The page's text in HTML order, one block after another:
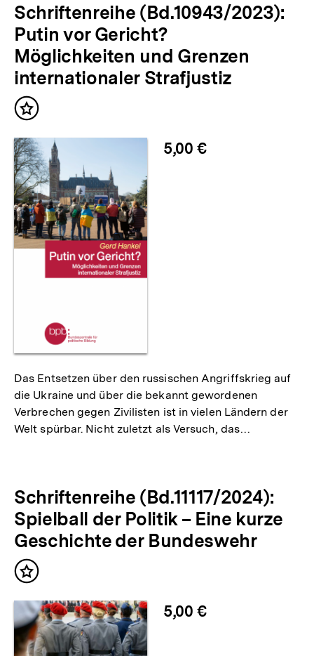
Schriftenreihe (Bd.10943/2023):
Putin vor Gericht?
Möglichkeiten und Grenzen
internationaler Strafjustiz
Inhalt
5,00 €
Das Entsetzen über den russischen Angriffskrieg auf
die Ukraine und über die bekannt gewordenen
Verbrechen gegen Zivilisten ist in vielen Ländern der
Welt spürbar. Nicht zuletzt als Versuch, das…
Schriftenreihe (Bd.11117/2024):
Spielball der Politik – Eine kurze
Geschichte der Bundeswehr
Inhalt
5,00 €